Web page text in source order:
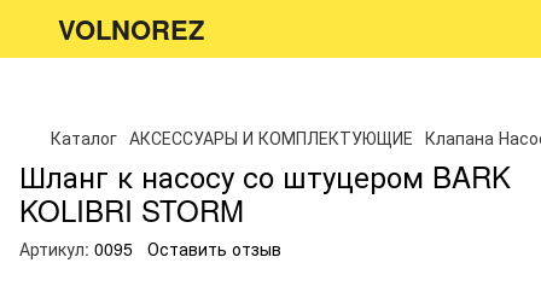
VOLNOREZ
Каталог АКСЕССУАРЫ И КОМПЛЕКТУЮЩИЕ Клапана
Шланг к насосу со штуцером BARK
KOLIBRI STORM
Артикул: 0095 Оставить отзыв